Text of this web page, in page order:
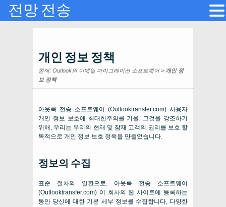
개인 정보 정책
현재: Outlook의 이메일 마이그레이션 소프트웨어 » 개인 정
보 정책
아웃룩 전송 소프트웨어 (Outlooktransfer.com) 사용자
개인 정보 보호에 최대한주의를 기울. 그것을 강조하기
위해, 우리는 우리의 현재 및 잠재 고객의 권리를 보호 할
목적으로 개인 정보 보호 정책을 만들었습니다.
정보의 수집
표준 절차의 일환으로, 아웃룩 전송 소프트웨어
(Outlooktransfer.com) 이 회사의 웹 사이트에 등록하는
동안 당신에 대한 기본 세부 정보를 수집합니다, 다양한
전망 전송